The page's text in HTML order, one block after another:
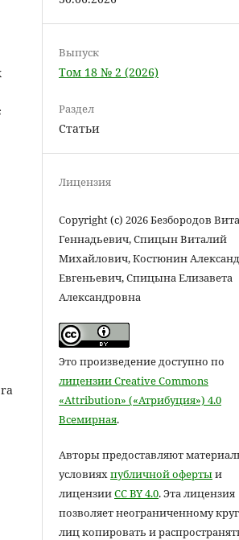
Выпуск
Том 18 № 2 (2026)
Раздел
Статьи
Лицензия
Copyright (c) 2026 Безбородов
Геннадьевич, Спицын Виталий
Михайлович, Костюнин
Евгеньевич, Спицына Елизавета
Александровна
Это произведение доступно по
лицензии Creative Commons
«Attribution» («Атрибуция») 4.0
Всемирная.
Авторы предоставляют
условияхпубличной офертыи
лицензииCC BY 4.0. Эта лицензия
позволяет неограниченному
лиц копировать и